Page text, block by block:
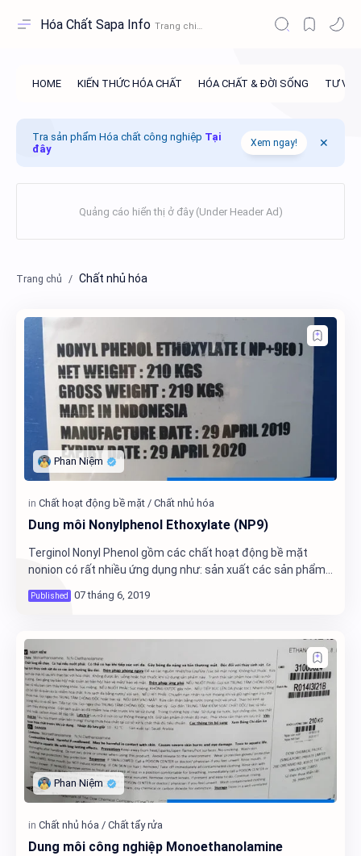
Hóa Chất Sapa Info
Tra sản phẩm Hóa chất công nghiệp Tại
đây
Xem ngay!
Chất nhủ hóa
Dung môi Nonylphenol Ethoxylate (NP9)
Terginol Nonyl Phenol gồm các chất hoạt động bề mặt
nonion có rất nhiều ứng dụng như: sản xuất các sản phẩm
Dung môi công nghiệp Monoethanolamine